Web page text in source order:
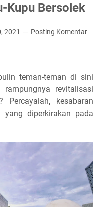
Kupu Bersolek
2021 Posting Komentar
teman-teman di sini
revitalisasi
kesabaran
diperkirakan pada